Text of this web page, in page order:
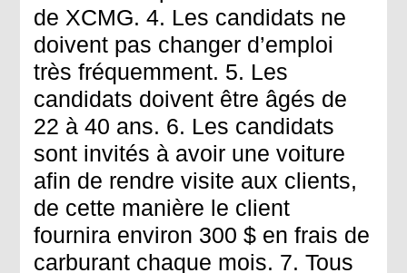
de XCMG. 4. Les candidats ne
doivent pas changer d’emploi
très fréquemment. 5. Les
candidats doivent être âgés de
22 à 40 ans. 6. Les candidats
sont invités à avoir une voiture
afin de rendre visite aux clients,
de cette manière le client
fournira environ 300 $ en frais de
carburant chaque mois. 7. Tous